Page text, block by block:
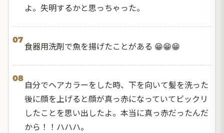
よ。失明するかと思っちゃった。
07
食器用洗剤で魚を揚げたことがある 😁😁😁
08
自分でヘアカラーをした時、下を向いて髪を洗った
後に顔を上げると顔が真っ赤になっていてビックリ
したことを思い出したよ。本当に真っ赤だったんだ
から！！ハハハ。